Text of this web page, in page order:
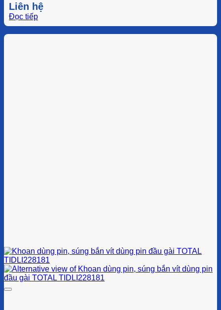
Liên hệ
Đọc tiếp